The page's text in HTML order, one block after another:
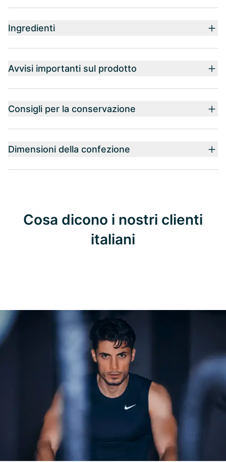
Ingredienti
Avvisi importanti sul prodotto
Consigli per la conservazione
Dimensioni della confezione
Cosa dicono i nostri clienti
italiani